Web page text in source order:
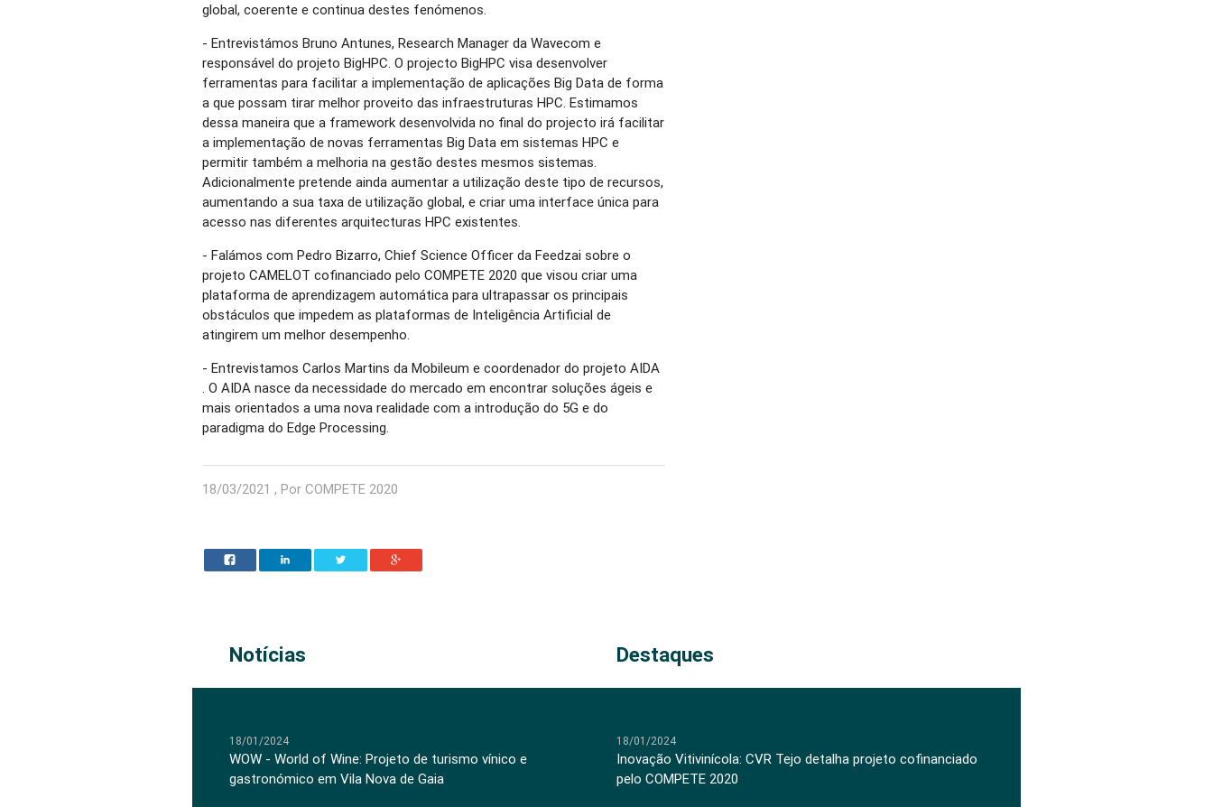
global, coerente e continua destes fenómenos.
- Entrevistámos Bruno Antunes, Research Manager da Wavecom e
responsável do projeto BigHPC. O projecto BigHPC visa desenvolver
ferramentas para facilitar a implementação de aplicações Big Data de forma
a que possam tirar melhor proveito das infraestruturas HPC. Estimamos
dessa maneira que a framework desenvolvida no final do projecto irá facilitar
a implementação de novas ferramentas Big Data em sistemas HPC e
permitir também a melhoria na gestão destes mesmos sistemas.
Adicionalmente pretende ainda aumentar a utilização deste tipo de recursos,
aumentando a sua taxa de utilização global, e criar uma interface única para
acesso nas diferentes arquitecturas HPC existentes.
- Falámos com Pedro Bizarro, Chief Science Officer da Feedzai sobre o
projeto CAMELOT cofinanciado pelo COMPETE 2020 que visou criar uma
plataforma de aprendizagem automática para ultrapassar os principais
obstáculos que impedem as plataformas de Inteligência Artificial de
atingirem um melhor desempenho.
- Entrevistamos Carlos Martins da Mobileum e coordenador do projeto AIDA
. O AIDA nasce da necessidade do mercado em encontrar soluções ágeis e
mais orientados a uma nova realidade com a introdução do 5G e do
paradigma do Edge Processing.
18/03/2021 , Por COMPETE 2020
Notícias Destaques
18/01/2024
WOW - World of Wine: Projeto de turismo vínico e
gastronómico em Vila Nova de Gaia
18/01/2024
Inovação Vitivinícola: CVR Tejo detalha projeto cofinanciado
pelo COMPETE 2020